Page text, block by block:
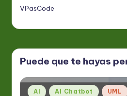
VPasCode
Puede que te hayas
Publicado
AI AI Chatbot UML